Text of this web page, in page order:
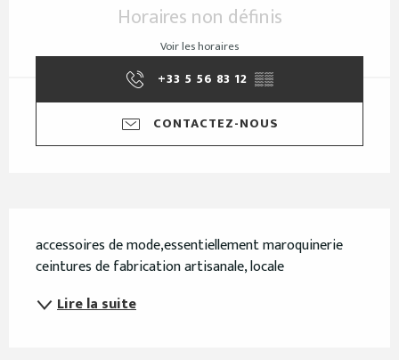
Horaires non définis
Voir les horaires
+33 5 56 83 12 ▒▒
CONTACTEZ-NOUS
accessoires de mode,essentiellement maroquinerie
ceintures de fabrication artisanale, locale
Lire la suite